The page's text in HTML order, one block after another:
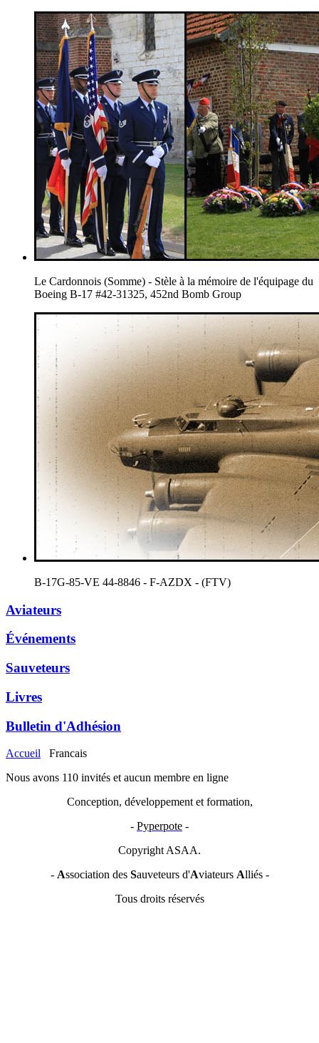
Le Cardonnois (Somme) - Stèle à la mémoire de l'équipage du
Boeing B-17 #42-31325, 452nd Bomb Group
B-17G-85-VE 44-8846 - F-AZDX - (FTV)
Aviateurs
Événements
Sauveteurs
Livres
Bulletin d'Adhésion
Accueil
Francais
Nous avons 110 invités et aucun membre en ligne
Conception, développement et formation,
- Pyperpote -
Copyright ASAA.
- Association des Sauveteurs d'Aviateurs Alliés -
Tous droits réservés